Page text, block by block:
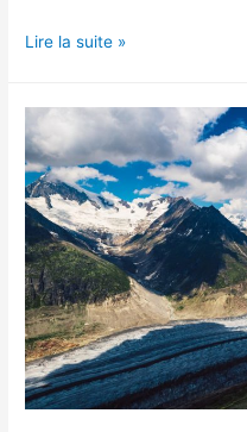
Comment
agent
immobilier
de
confiance
?
Lire la suite »